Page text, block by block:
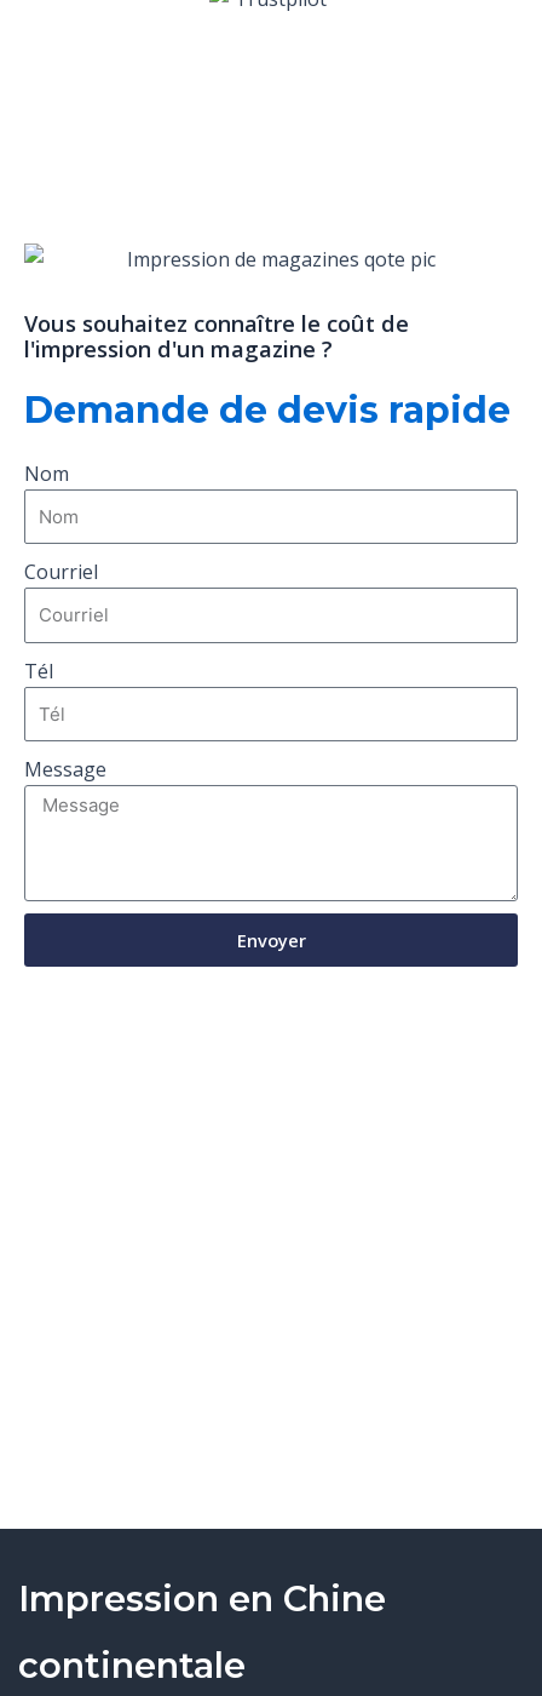
Vous souhaitez connaître le coût de
l'impression d'un magazine ?
Demande de devis rapide
Nom
Courriel
Tél
Message
Envoyer
Impression en Chine
continentale